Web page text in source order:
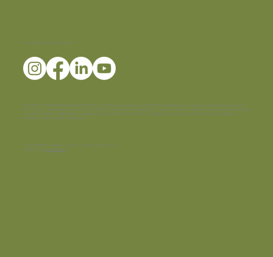
Siga a LEMMA nas Redes Sociais
Disclaimer:
Conteúdo dirigido exclusivamente às farmácias magistrais e profissionais habilitados da área da saúde. Possui caráter
informativo e não dispensa da avaliação criteriosa do profissional habilitado da área da saúde, mediante as necessidades individuais
e a prática clínica. A reprodução e divulgação deste material é restrita a profissionais da saúde e não deve ser veiculada em
quaisquer mídias escritas ou digitais.
© 2025 LEMMA SUPPLY - Todos os direitos reservados.
Produced by
Verity Digital